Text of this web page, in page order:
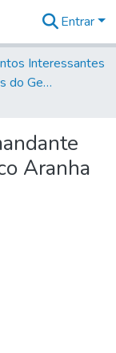
Entrar
Interessantes
Volume 81 - Ofícios do General Martim Lopes de Saldanha (Governador da Capitania)
Aranha